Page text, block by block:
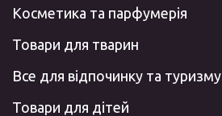
Косметика та парфумерія
Товари для тварин
Все для відпочинку та туризму
Товари для дітей